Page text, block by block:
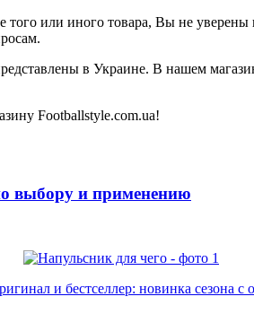
или иного товара, Вы не
в Украине. В нашем
Footballstyle.com.ua!
выбору и применению
и бестселлер: новинка сезона с